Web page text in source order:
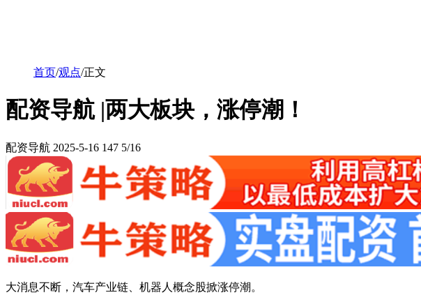
首页/观点/正文
配资导航 |两大板块，涨停潮！
配资导航 2025-5-16 147 5/16
大消息不断，汽车产业链、机器人概念股掀涨停潮。